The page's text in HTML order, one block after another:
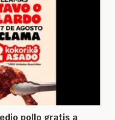
pollo gratis a